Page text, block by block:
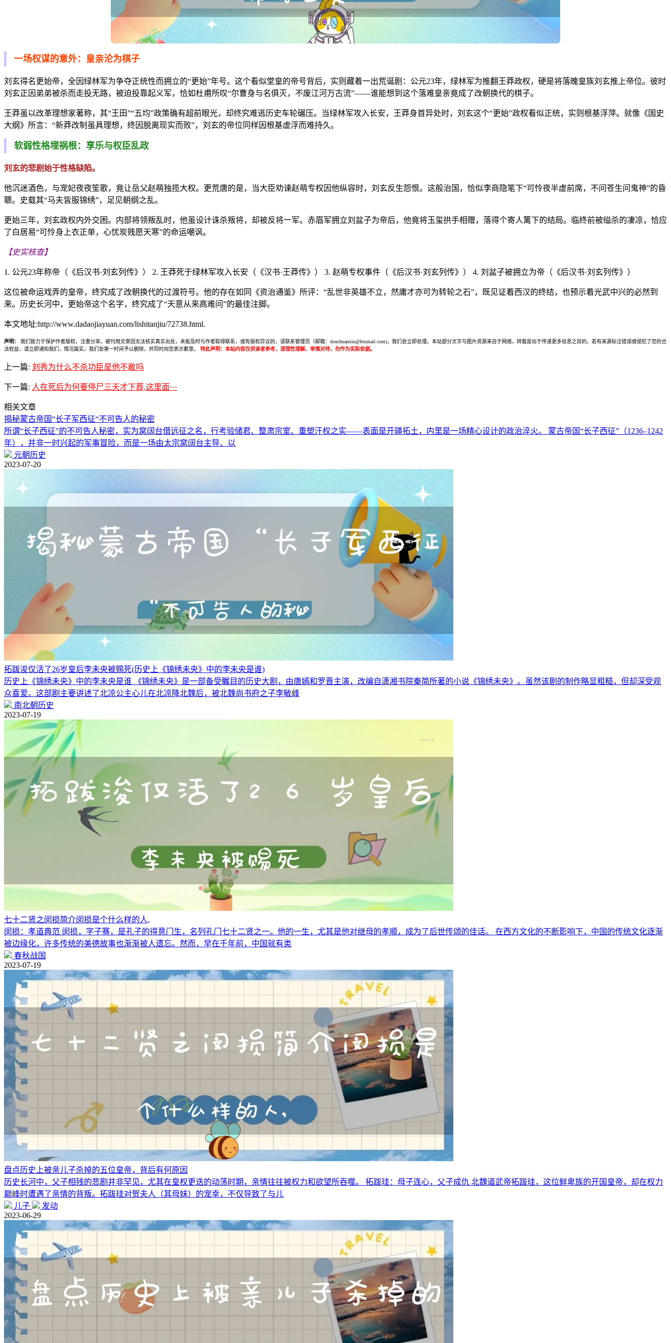
一场权谋的意外：皇亲沦为棋子
刘玄得名更始帝，全因绿林军为争夺正统性而拥立的“更始”年号。这个看似堂皇的帝号背后，实则藏着一出荒诞剧：公元23年，绿林军为推翻王莽政权，硬是将落魄皇族刘玄推上帝位。彼时
刘玄正因弟弟被杀而走投无路，被迫投靠起义军，恰如杜甫所叹“尔曹身与名俱灭，不废江河万古流”——谁能想到这个落难皇亲竟成了改朝换代的棋子。
王莽虽以改革理想家著称，其“王田”“五均”政策确有超前眼光，却终究难逃历史车轮碾压。当绿林军攻入长安，王莽身首异处时，刘玄这个“更始”政权看似正统，实则根基浮萍。就像《国史
大纲》所言：“新莽改制虽具理想，终因脱离现实而败”，刘玄的帝位同样因根基虚浮而难持久。
软弱性格埋祸根：享乐与权臣乱政
刘玄的悲剧始于性格缺陷。
他沉迷酒色，与宠妃夜夜笙歌，竟让岳父赵萌独揽大权。更荒唐的是，当大臣劝谏赵萌专权因他纵容时，刘玄反生怨恨。这般治国，恰似李商隐笔下“可怜夜半虚前席，不问苍生问鬼神”的昏
聩。史载其“马夫皆服锦绣”，足见朝纲之乱。
更始三年，刘玄政权内外交困。内部将领叛乱时，他虽设计诛杀叛将，却被反将一军。赤眉军拥立刘盆子为帝后，他竟将玉玺拱手相赠，落得个寄人篱下的结局。临终前被缢杀的凄凉，恰应
了白居易“可怜身上衣正单，心忧炭贱愿天寒”的命运嘲讽。
【史实核查】
1. 公元23年称帝（《后汉书·刘玄列传》） 2. 王莽死于绿林军攻入长安（《汉书·王莽传》） 3. 赵萌专权事件（《后汉书·刘玄列传》） 4. 刘盆子被拥立为帝（《后汉书·刘玄列传》）
这位被命运戏弄的皇帝，终究成了改朝换代的过渡符号。他的存在如同《资治通鉴》所评：“乱世非英雄不立，然庸才亦可为转轮之石”，既见证着西汉的终结，也预示着光武中兴的必然到
来。历史长河中，更始帝这个名字，终究成了“天意从来高难问”的最佳注脚。
本文地址:http://www.dadaojiayuan.com/lishitanjiu/72738.html.
声明：
我们致力于保护作者版权，注重分享。被刊用文章因无法核实真实出处，未能及时与作者取得联系，或有版权异议的，请联系管理员（邮箱：douchuanxin@foxmail.com)，我们会立即处理。本站部分文字与图片资源来自于网络，转载是出于传递更多信息之目的。若有来源标注错误或侵犯了您的合
法权益，请立即通知我们，情况属实，我们会第一时间予以删除，并同时向您表示歉意。
特此声明：本站内容仅供读者参考，请理性理解、审慎对待，勿作为实际依据。
上一篇: 刘秀为什么不杀功臣是他不敢吗
下一篇: 人在死后为何要停尸三天才下葬,这里面···
相关文章
揭秘蒙古帝国“长子军西征“不可告人的秘密
所谓“长子西征”的不可告人秘密，实为窝阔台借远征之名，行考验储君、整肃宗室、重塑汗权之实——表面是开疆拓土，内里是一场精心设计的政治淬火。 蒙古帝国“长子西征”（1236–1242
年），并非一时兴起的军事冒险，而是一场由太宗窝阔台主导、以
元朝历史
2023-07-20
拓跋浚仅活了26岁皇后李未央被赐死(历史上《锦绣未央》中的李未央是谁)
历史上《锦绣未央》中的李未央是谁 《锦绣未央》是一部备受瞩目的历史大剧，由唐嫣和罗晋主演，改编自潇湘书院秦简所著的小说《锦绣未央》。虽然该剧的制作略显粗糙，但却深受观
众喜爱。这部剧主要讲述了北凉公主心儿在北凉降北魏后，被北魏尚书府之子李敏峰
南北朝历史
2023-07-19
七十二贤之闵损简介闵损是个什么样的人,
闵损：孝道典范 闵损，字子骞，是孔子的得意门生，名列孔门七十二贤之一。他的一生，尤其是他对继母的孝顺，成为了后世传颂的佳话。 在西方文化的不断影响下，中国的传统文化逐渐
被边缘化，许多传统的美德故事也渐渐被人遗忘。然而，早在千年前，中国就有类
春秋战国
2023-07-19
盘点历史上被亲儿子杀掉的五位皇帝，背后有何原因
历史长河中，父子相残的悲剧并非罕见，尤其在皇权更迭的动荡时期，亲情往往被权力和欲望所吞噬。 拓跋珪：母子连心，父子成仇 北魏道武帝拓跋珪，这位鲜卑族的开国皇帝，却在权力
巅峰时遭遇了亲情的背叛。拓跋珪对贺夫人（其母妹）的宠幸，不仅导致了与儿
儿子
发动
2023-06-29